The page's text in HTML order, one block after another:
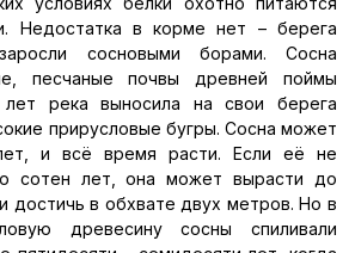
Недостатка в корме нет – берега
сосновыми борами. Сосна
песчаные почвы древней поймы
река выносила на свои берега
прирусловые бугры. Сосна может
и всё время расти. Если её не
сотен лет, она может вырасти до
достичь в обхвате двух метров. Но в
древесину сосны спиливали